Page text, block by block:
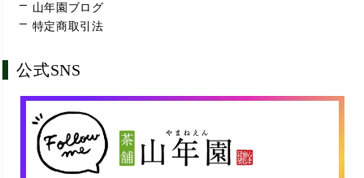
山年園ブログ
特定商取引法
公式SNS